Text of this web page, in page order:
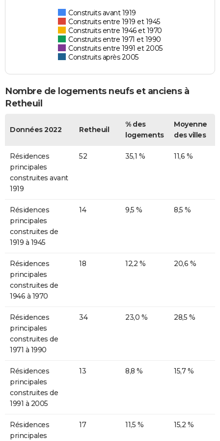
Construits avant 1919
Construits entre 1919 et 1945
Construits entre 1946 et 1970
Construits entre 1971 et 1990
Construits entre 1991 et 2005
Construits après 2005
Nombre de logements neufs et anciens à
Retheuil
Données 2022 Retheuil
% des
logements
Moyenne
des villes
Résidences
principales
construites avant
1919
52 35,1 % 11,6 %
Résidences
principales
construites de
1919 à 1945
14 9,5 % 8,5 %
Résidences
principales
construites de
1946 à 1970
18 12,2 % 20,6 %
Résidences
principales
construites de
1971 à 1990
34 23,0 % 28,5 %
Résidences
principales
construites de
1991 à 2005
13 8,8 % 15,7 %
Résidences
principales
17 11,5 % 15,2 %